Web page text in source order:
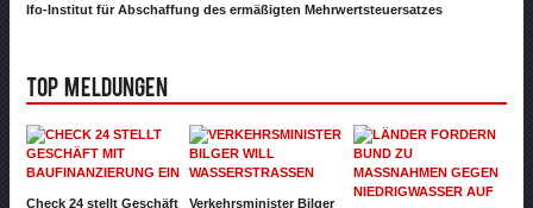
Ifo-Institut für Abschaffung des ermäßigten Mehrwertsteuersatzes
Top Meldungen
Check 24 stellt Geschäft Verkehrsminister Bilger